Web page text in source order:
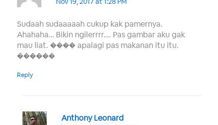
Sudaah sudaaaaah cukup kak pamernya.
Ahahaha… Bikin ngilerrrr…. Pas gambar aku gak
mau liat. ���� apalagi pas makanan itu itu.
������
Reply
Anthony Leonard